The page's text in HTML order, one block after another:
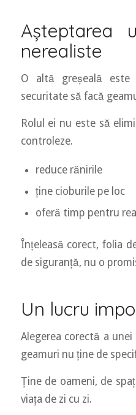
Așteptarea
nerealiste
O altă greșeală
securitate să facă
Rolul ei nu este să
controleze.
reduce rănirile
ține cioburile pe loc
oferă timp pentru
Înțeleasă corect, folia
de siguranță, nu o
Un lucru
Alegerea corectă a
geamuri nu ține de
Ține de oameni, de
viața de zi cu zi.